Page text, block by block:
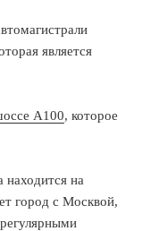
является
А100, которое
на
город с Москвой,
регулярными